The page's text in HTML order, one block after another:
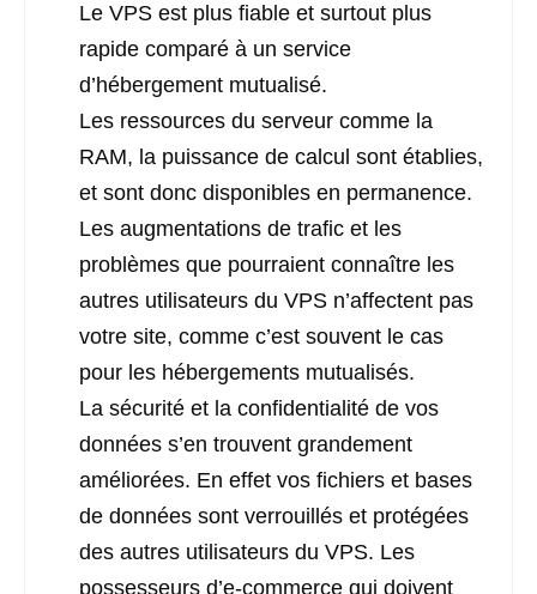
Le VPS est plus fiable et surtout plus
rapide comparé à un service
d’hébergement mutualisé.
Les ressources du serveur comme la
RAM, la puissance de calcul sont établies,
et sont donc disponibles en permanence.
Les augmentations de trafic et les
problèmes que pourraient connaître les
autres utilisateurs du VPS n’affectent pas
votre site, comme c’est souvent le cas
pour les hébergements mutualisés.
La sécurité et la confidentialité de vos
données s’en trouvent grandement
améliorées. En effet vos fichiers et bases
de données sont verrouillés et protégées
des autres utilisateurs du VPS. Les
possesseurs d’e-commerce qui doivent